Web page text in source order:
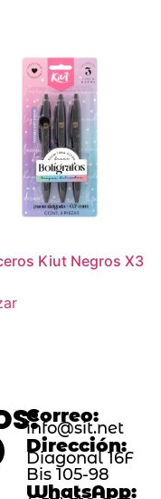
Kiut Negros X3
Correo:
info@sit.net
Dirección:
Diagonal 16F
Bis 105-98
WhatsApp: